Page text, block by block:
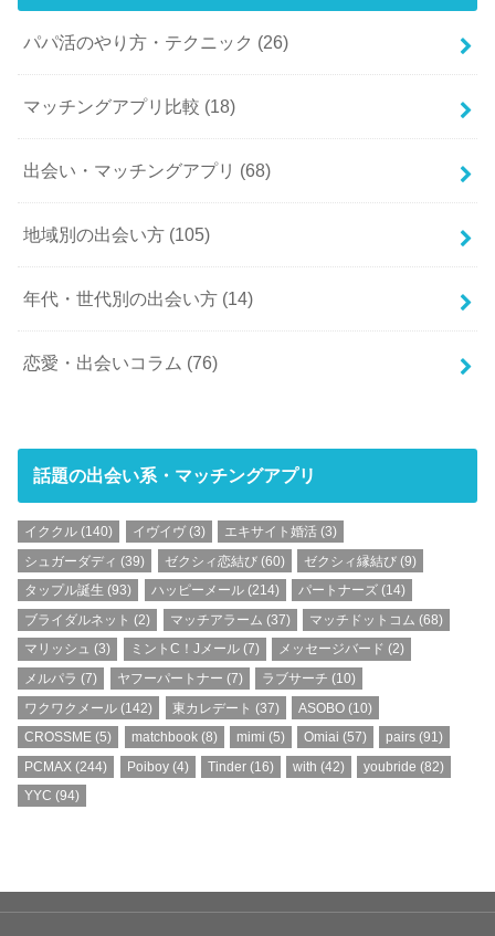
パパ活のやり方・テクニック (26)
マッチングアプリ比較 (18)
出会い・マッチングアプリ (68)
地域別の出会い方 (105)
年代・世代別の出会い方 (14)
恋愛・出会いコラム (76)
話題の出会い系・マッチングアプリ
イククル (140) イヴイヴ(3) エキサイト婚活(3)
シュガーダディ (39) ゼクシィ恋結び(60) ゼクシィ縁結び(9)
タップル誕生 (93) ハッピーメール(214) パートナーズ(14)
ブライダルネット (2) マッチアラーム (37) マッチドットコム (68)
マリッシュ (3) ミントC！Jメール(7) メッセージバード (2)
メルパラ (7) ヤフーパートナー (7) ラブサーチ (10)
ワクワクメール (142) 東カレデート (37) ASOBO(10)
CROSSME (5) matchbook(8) mimi (5) Omiai (57) pairs (91)
PCMAX (244) Poiboy(4) Tinder(16) with (42) youbride (82)
YYC (94)